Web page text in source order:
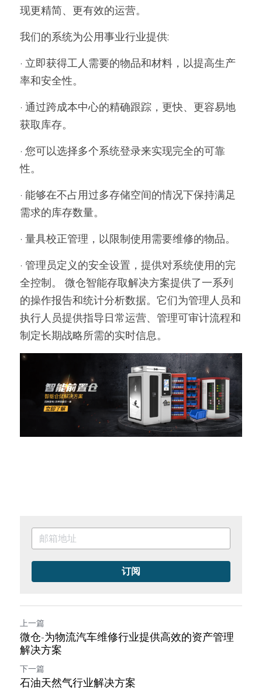
现更精简、更有效的运营。
我们的系统为公用事业行业提供:
· 立即获得工人需要的物品和材料，以提高生产
率和安全性。
· 通过跨成本中心的精确跟踪，更快、更容易地
获取库存。
· 您可以选择多个系统登录来实现完全的可靠
性。
· 能够在不占用过多存储空间的情况下保持满足
需求的库存数量。
· 量具校正管理，以限制使用需要维修的物品。
· 管理员定义的安全设置，提供对系统使用的完
全控制。 微仓智能存取解决方案提供了一系列
的操作报告和统计分析数据。它们为管理人员和
执行人员提供指导日常运营、管理可审计流程和
制定长期战略所需的实时信息。
订阅
上一篇
微仓-为物流汽车维修行业提供高效的资产管理
解决方案
下一篇
石油天然气行业解决方案